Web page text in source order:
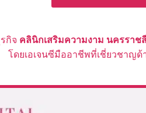
กิจ คลินิกเสริมความงาม นครราช
โดยเอเจนซีมืออาชีพที่เชี่ยวชาญ